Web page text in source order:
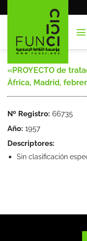
al
«PROYECTO de
África, Madrid,
Nº Registro: 66735
Año: 1957
Descriptores:
Sin clasificación